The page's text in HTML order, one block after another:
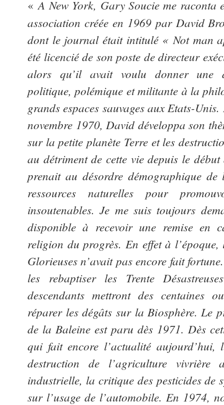
«A New York, Gary Soucie me raconta
association créée en 1969 par David
dont le journal était intitulé « Not man
été licencié de son poste de directeur
alors qu’il avait voulu donner une
politique, polémique et militante à la
grands espaces sauvages aux Etats-
novembre 1970, David développa son
sur la petite planète Terre et les
au détriment de cette vie depuis le
prenait au désordre démographique de
ressources naturelles pour
insoutenables. Je me suis toujours
disponible à recevoir une remise en
religion du progrès. En effet à
Glorieuses n’avait pas encore fait
les rebaptiser les Trente
descendants mettront des centaines
réparer les dégâts sur la Biosphère. Le
de la Baleine est paru dès 1971. Dès
qui fait encore l’actualité aujourd’hui,
destruction de l’agriculture vivrière
industrielle, la critique des pesticides de
sur l’usage de l’automobile. En 1974,